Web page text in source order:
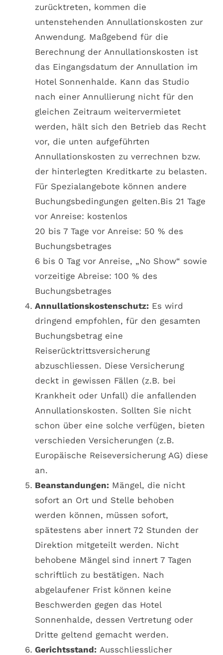
zurücktreten, kommen die
untenstehenden Annullationskosten zur
Anwendung. Maßgebend für die
Berechnung der Annullationskosten ist
das Eingangsdatum der Annullation im
Hotel Sonnenhalde. Kann das Studio
nach einer Annullierung nicht für den
gleichen Zeitraum weitervermietet
werden, hält sich den Betrieb das Recht
vor, die unten aufgeführten
Annullationskosten zu verrechnen bzw.
der hinterlegten Kreditkarte zu belasten.
Für Spezialangebote können andere
Buchungsbedingungen gelten.Bis 21 Tage
vor Anreise: kostenlos
20 bis 7 Tage vor Anreise: 50 % des
Buchungsbetrages
6 bis 0 Tag vor Anreise, „No Show“ sowie
vorzeitige Abreise: 100 % des
Buchungsbetrages
Annullationskostenschutz:Es wird
dringend empfohlen, für den gesamten
Buchungsbetrag eine
Reiserücktrittsversicherung
abzuschliessen. Diese Versicherung
deckt in gewissen Fällen (z.B. bei
Krankheit oder Unfall) die anfallenden
Annullationskosten. Sollten Sie nicht
schon über eine solche verfügen, bieten
verschieden Versicherungen (z.B.
Europäische Reiseversicherung AG) diese
an.
Beanstandungen:Mängel, die nicht
sofort an Ort und Stelle behoben
werden können, müssen sofort,
spätestens aber innert 72 Stunden der
Direktion mitgeteilt werden. Nicht
behobene Mängel sind innert 7 Tagen
schriftlich zu bestätigen. Nach
abgelaufener Frist können keine
Beschwerden gegen das Hotel
Sonnenhalde, dessen Vertretung oder
Dritte geltend gemacht werden.
Gerichtsstand:Ausschliesslicher